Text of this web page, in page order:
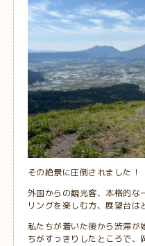
その絶景に圧倒されました！
外国からの観光客、本格的な
リングを楽しむ方、展望台は
私たちが着いた後から渋滞が
ちがすっきりしたところで、